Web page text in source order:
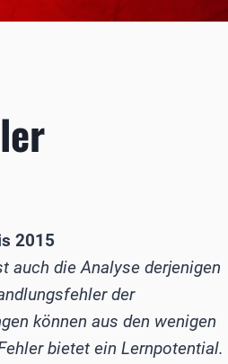
2015
auch die Analyse derjenigen
der
können aus den wenigen
bietet ein Lernpotential.